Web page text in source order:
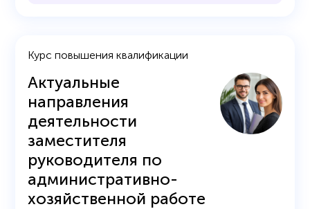
Курс повышения квалификации
Актуальные
направления
деятельности
заместителя
руководителя по
административно-
хозяйственной работе